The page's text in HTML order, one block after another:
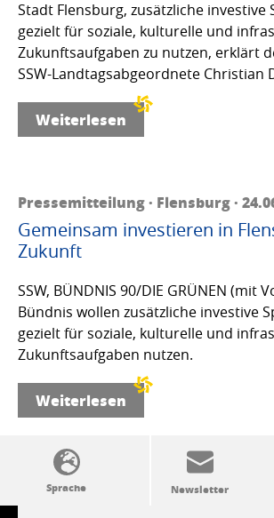
Stadt Flensburg, zusätzliche investive
gezielt für soziale, kulturelle und
Zukunftsaufgaben zu nutzen, erklärt
SSW-Landtagsabgeordnete Christian
Weiterlesen
Pressemitteilung · Flensburg ·
Gemeinsam investieren in
Zukunft
SSW, BÜNDNIS 90/DIE GRÜNEN (mit
Bündnis wollen zusätzliche investive
gezielt für soziale, kulturelle und
Zukunftsaufgaben nutzen.
Weiterlesen
SSW-Politik von A bis Z